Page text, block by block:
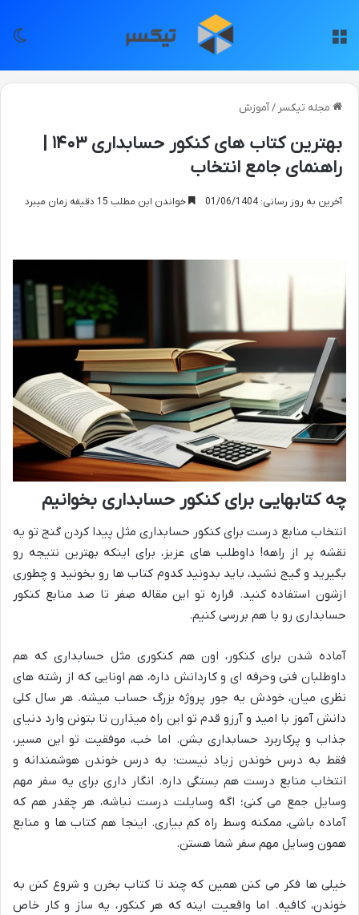
مجله تیکسر /آموزش
راهنمای جامع انتخاب
آخرین به روز رسانی: 01/06/1404 خواندن این مطلب 15 دقیقه زمان میبرد
چه کتابهایی برای کنکور حسابداری بخوانیم
انتخاب منابع درست برای کنکور حسابداری مثل پیدا کردن گنج تو یه
نقشه پر از راهه! داوطلب های عزیز، برای اینکه بهترین نتیجه رو
بگیرید و گیج نشید، باید بدونید کدوم کتاب ها رو بخونید و چطوری
ازشون استفاده کنید. قراره تو این مقاله صفر تا صد منابع کنکور
حسابداری رو با هم بررسی کنیم.
آماده شدن برای کنکور، اون هم کنکوری مثل حسابداری که هم
داوطلبان فنی وحرفه ای و کاردانش داره، هم اونایی که از رشته های
نظری میان، خودش یه جور پروژه بزرگ حساب میشه. هر سال کلی
دانش آموز با امید و آرزو قدم تو این راه میذارن تا بتونن وارد دنیای
جذاب و پرکاربرد حسابداری بشن. اما خب، موفقیت تو این مسیر،
فقط به درس خوندن زیاد نیست؛ به درس خوندن هوشمندانه و
انتخاب منابع درست هم بستگی داره. انگار داری برای یه سفر مهم
وسایل جمع می کنی؛ اگه وسایلت درست نباشه، هر چقدر هم که
آماده باشی، ممکنه وسط راه کم بیاری. اینجا هم کتاب ها و منابع
همون وسایل مهم سفر شما هستن.
خیلی ها فکر می کنن همین که چند تا کتاب بخرن و شروع کنن به
خوندن، کافیه. اما واقعیت اینه که هر کنکور، یه ساز و کار خاص